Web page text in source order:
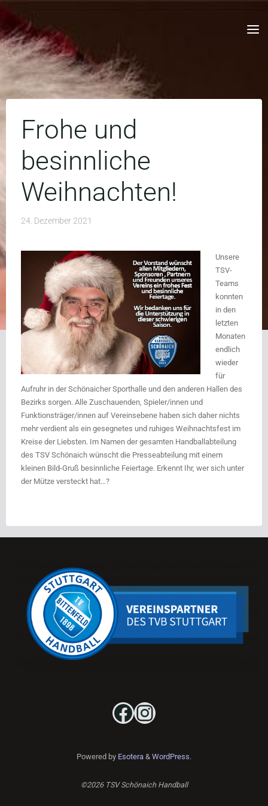
content
Frohe und
besinnliche
Weihnachten!
24. Dezember 2021
Unsere
TSV-
Teams
konnten
in den
letzten
Monaten
endlich
wieder
für
Aufruhr in der Schönaicher Sporthalle und den anderen Hallen des
Bezirks sorgen. Alle Zuschauenden, Spieler/innen und
Funktionsträger/innen auf Vereinsebene haben sich daher nichts
mehr verdient als ein gesegnetes und ruhiges Weihnachtsfest im
Kreise der Liebsten. Im Namen der gesamten Handballabteilung
des TSV Schönaich wünscht die Presseabteilung mit einem
kleinen Bild-Gruß besinnliche Feiertage. Erkennt Ihr, wer sich unter
der Mütze versteckt hat…?
Facebook
Instagram
Powered by Esotera & WordPress.
©2026 TSV Schönaich Handball